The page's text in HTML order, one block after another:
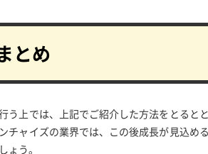
とめ
う上では、上記でご紹介した方法をとると
チャイズの業界では、この後成長が見込め
ょう。